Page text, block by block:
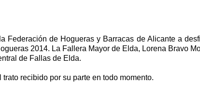
Federación de Hogueras y Barracas de Alicante a
2014. La Fallera Mayor de Elda, Lorena Bravo
de Fallas de Elda.
recibido por su parte en todo momento.